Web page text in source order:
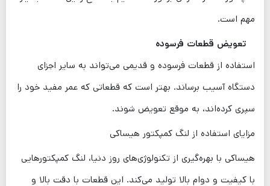
مهم است.
تعویض قطعات فرسوده
استفاده از قطعات فرسوده و قدیمی می‌تواند به سایر اجزای
دستگاه آسیب برساند. بهتر است که قطعاتی که عمر مفید خود را
سپری کرده‌اند، به موقع تعویض شوند.
مزایای استفاده از لنگ کمپکتور هیساکی
هیساکی با بهره‌گیری از تکنولوژی‌های روز دنیا، لنگ کمپکتورهایی
با کیفیت و دوام بالا تولید می‌کند. این قطعات با دقت بالا و